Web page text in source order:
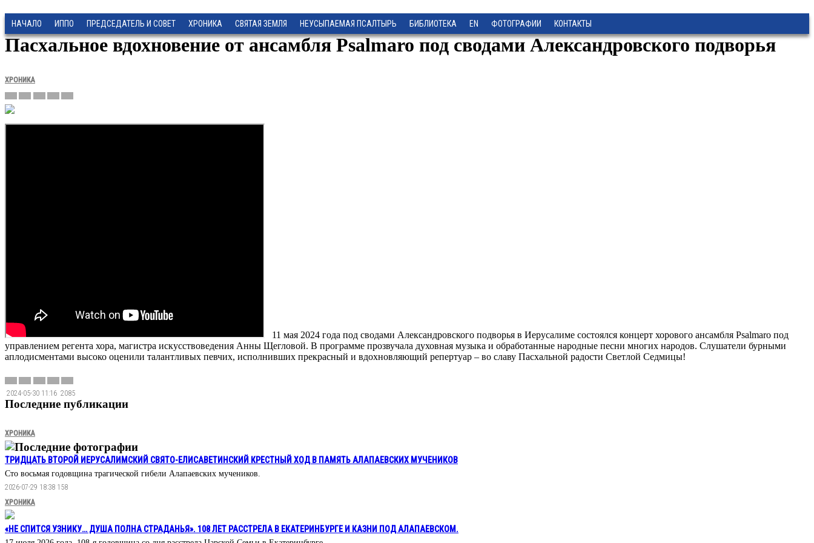
НАЧАЛО ИППО ПРЕДСЕДАТЕЛЬ И СОВЕТ ХРОНИКА СВЯТАЯ ЗЕМЛЯ НЕУСЫПАЕМАЯ ПСАЛТЫРЬ БИБЛИОТЕКА EN ФОТОГРАФИИ КОНТАКТЫ
Пасхальное вдохновение от ансамбля Psalmaro под сводами Александровского подворья
ХРОНИКА
11 мая 2024 года под сводами Александровского подворья в Иерусалиме состоялся концерт хорового ансамбля Psalmaro под
управлением регента хора, магистра искусствоведения Анны Щегловой. В программе прозвучала духовная музыка и обработанные народные песни многих народов. Слушатели бурными
аплодисментами высоко оценили талантливых певчих, исполнивших прекрасный и вдохновляющий репертуар – во славу Пасхальной радости Светлой Седмицы!
2024-05-30 11:16 2085
Последние публикации
ХРОНИКА
ТРИДЦАТЬ ВТОРОЙ ИЕРУСАЛИМСКИЙ СВЯТО-ЕЛИСАВЕТИНСКИЙ КРЕСТНЫЙ ХОД В ПАМЯТЬ АЛАПАЕВСКИХ МУЧЕНИКОВ
Сто восьмая годовщина трагической гибели Алапаевских мучеников.
2026-07-29 18:38 158
ХРОНИКА
«НЕ СПИТСЯ УЗНИКУ… ДУША ПОЛНА СТРАДАНЬЯ». 108 ЛЕТ РАССТРЕЛА В ЕКАТЕРИНБУРГЕ И КАЗНИ ПОД АЛАПАЕВСКОМ.
Последние фотографии